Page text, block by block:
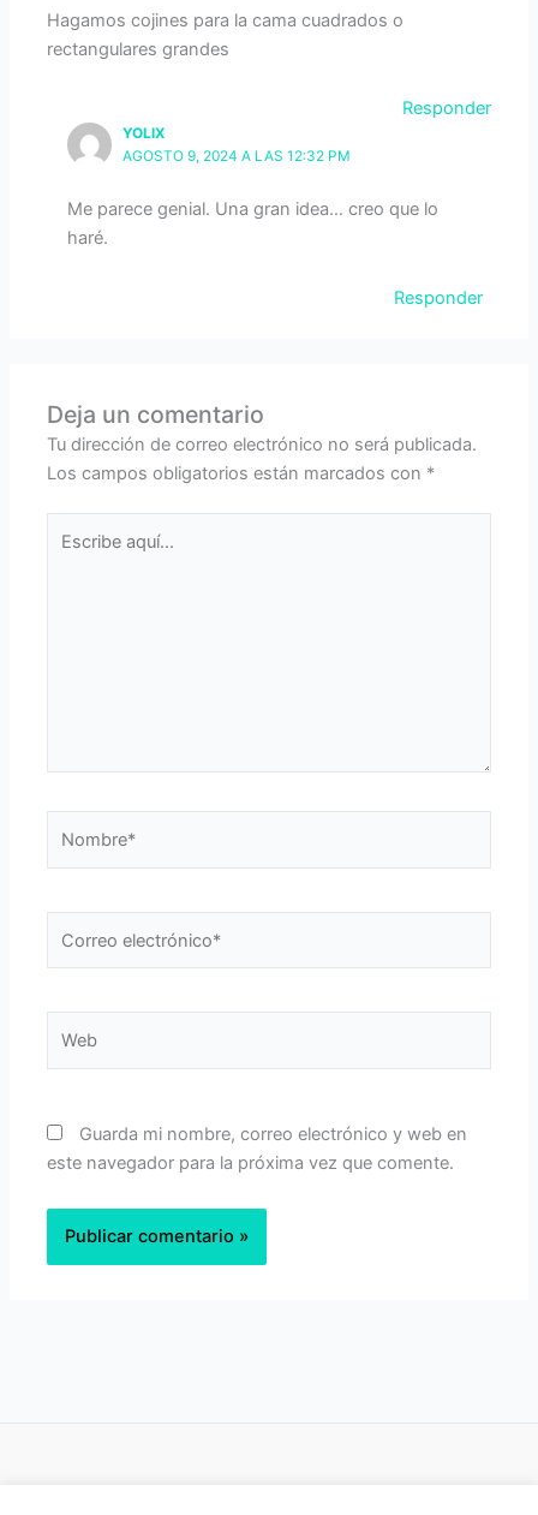
Hagamos cojines para la cama cuadrados o
rectangulares grandes
Responder
YOLIX
AGOSTO 9, 2024 A LAS 12:32 PM
Me parece genial. Una gran idea… creo que lo
haré.
Responder
Deja un comentario
Tu dirección de correo electrónico no será publicada.
Los campos obligatorios están marcados con *
electrónico*
Guarda mi nombre, correo electrónico y web en
este navegador para la próxima vez que comente.